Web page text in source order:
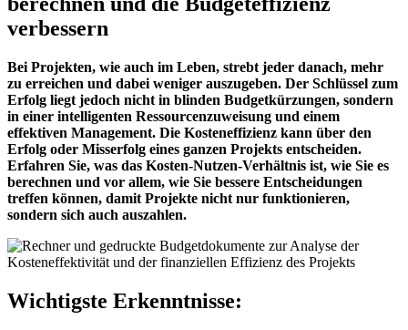
verbessern
Bei Projekten, wie auch im Leben, strebt jeder danach, mehr
zu erreichen und dabei weniger auszugeben. Der Schlüssel zum
Erfolg liegt jedoch nicht in blinden Budgetkürzungen, sondern
in einer intelligenten Ressourcenzuweisung und einem
effektiven Management. Die Kosteneffizienz kann über den
Erfolg oder Misserfolg eines ganzen Projekts entscheiden.
Erfahren Sie, was das Kosten-Nutzen-Verhältnis ist, wie Sie es
berechnen und vor allem, wie Sie bessere Entscheidungen
treffen können, damit Projekte nicht nur funktionieren,
sondern sich auch auszahlen.
Wichtigste Erkenntnisse: